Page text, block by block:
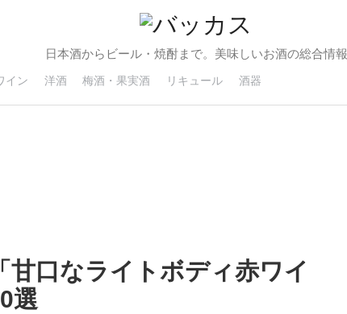
日本酒からビール・焼酎まで。美味しいお酒の総合情報
イン 洋酒 梅酒・果実酒 リキュール 酒器
口なライトボディ赤ワイ
選